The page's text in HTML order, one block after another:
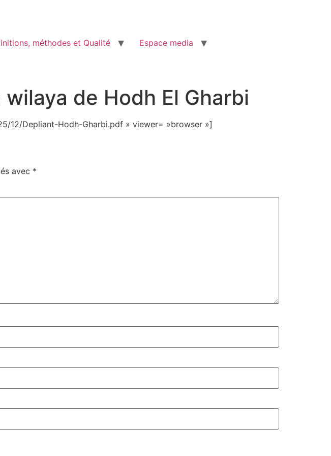
méthodes et Qualité
Espace media
de Hodh El Gharbi
12/Depliant-Hodh-Gharbi.pdf » viewer= »browser »]
avec *